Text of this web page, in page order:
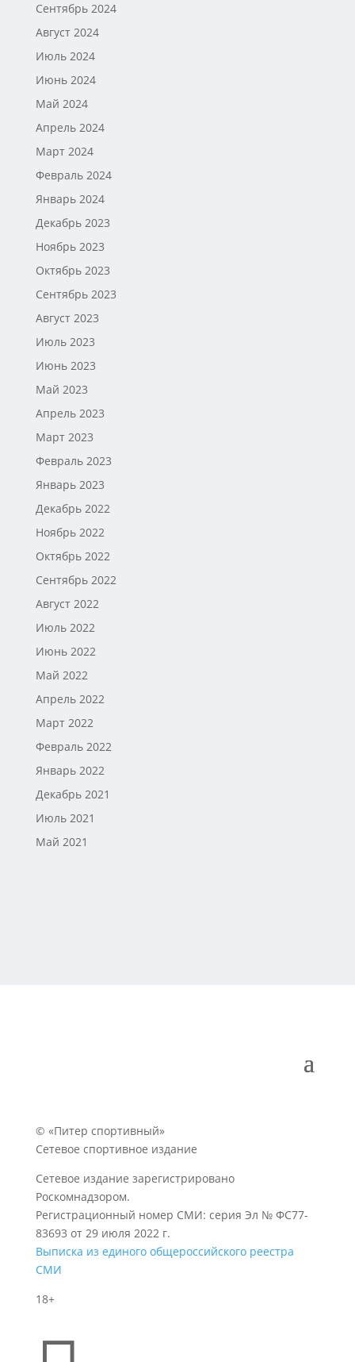
Сентябрь 2024
Август 2024
Июль 2024
Июнь 2024
Май 2024
Апрель 2024
Март 2024
Февраль 2024
Январь 2024
Декабрь 2023
Ноябрь 2023
Октябрь 2023
Сентябрь 2023
Август 2023
Июль 2023
Июнь 2023
Май 2023
Апрель 2023
Март 2023
Февраль 2023
Январь 2023
Декабрь 2022
Ноябрь 2022
Октябрь 2022
Сентябрь 2022
Август 2022
Июль 2022
Июнь 2022
Май 2022
Апрель 2022
Март 2022
Февраль 2022
Январь 2022
Декабрь 2021
Июль 2021
Май 2021
© «Питер спортивный»
Сетевое спортивное издание
Сетевое издание зарегистрировано
Роскомнадзором.
Регистрационный номер СМИ: серия Эл № ФС77-
83693 от 29 июля 2022 г.
Выписка из единого общероссийского реестра
СМИ
18+